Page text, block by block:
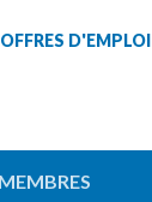
OFFRES D'EMPLOI